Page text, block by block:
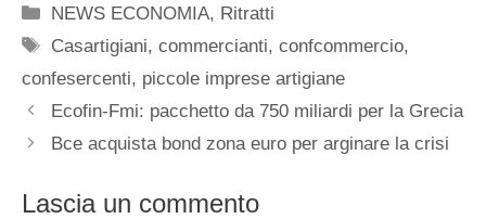
Categorie
NEWS ECONOMIA, Ritratti
Tag
Casartigiani,commercianti,confcommercio,
confesercenti, piccole imprese artigiane
Ecofin-Fmi: pacchetto da 750 miliardi per la Grecia
Bce acquista bond zona euro per arginare la crisi
Lascia un commento